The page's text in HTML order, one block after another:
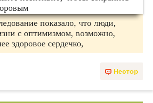
показало, что люди,
с оптимизмом, возможно,
здоровое сердечко,
Нестор